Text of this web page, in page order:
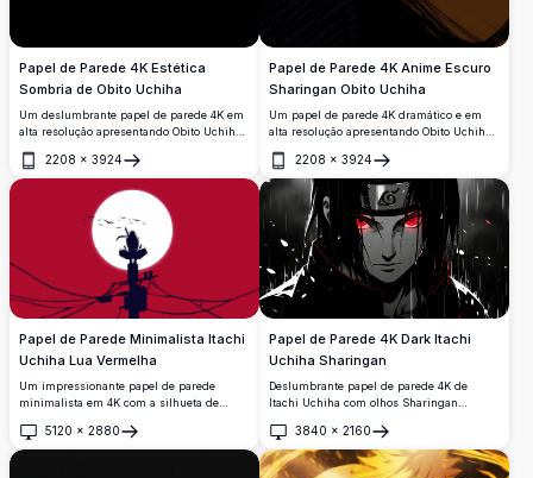
Papel de Parede 4K Estética
Sombria de Obito Uchiha
Um deslumbrante papel de parede 4K em
alta resolução apresentando Obito Uchiha
de Naruto Shippuden. A composição
sombria e melancólica exibe sua icônica
máscara espiral contra um dramático céu
nublado, emoldurado em um elegante
layout de painéis geométricos.
2208 × 3924
Abrir
Papel de Parede 4K Anime Escuro
Sharingan Obito Uchiha
Um papel de parede 4K dramático e em
alta resolução apresentando Obito Uchiha
de Naruto Shippuden, exibindo seu
intenso olho Sharingan em um estilo
artístico sombrio e esboçado com sombras
profundas e tons quentes.
2208 × 3924
Abrir
Papel de Parede Minimalista Itachi
Uchiha Lua Vermelha
Um impressionante papel de parede
minimalista em 4K com a silhueta de
poste de eletricidade contra uma lua
branca brilhante e um céu vermelho
5120 × 2880
Abrir
Papel de Parede 4K Dark Itachi
Uchiha Sharingan
Deslumbrante papel de parede 4K de
Itachi Uchiha com olhos Sharingan
de Konoha e o manto da Akatsuki, com um
dramático fundo escuro e chuvoso com
pétalas caindo.
3840 × 2160
Abrir